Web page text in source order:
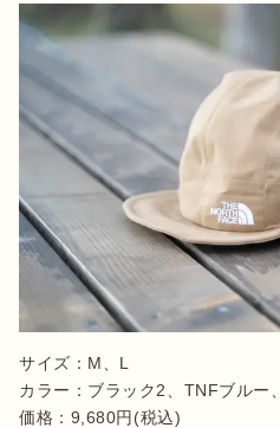
サイズ：M、L
カラー：ブラック2、TNFブルー
価格：9,680円(税込)